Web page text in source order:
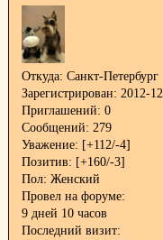
Откуда: Санкт-Петербург
Зарегистрирован: 2012-
Приглашений: 0
Сообщений: 279
Уважение: [+112/-4]
Позитив: [+160/-3]
Пол: Женский
Провел на форуме:
9 дней 10 часов
Последний визит: